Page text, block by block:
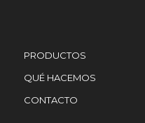
PRODUCTOS
QUÉ HACEMOS
CONTACTO